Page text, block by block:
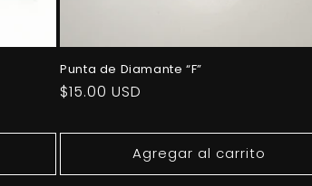
Punta de Diamante “F”
Precio
$15.00 USD
Agregar al carrito